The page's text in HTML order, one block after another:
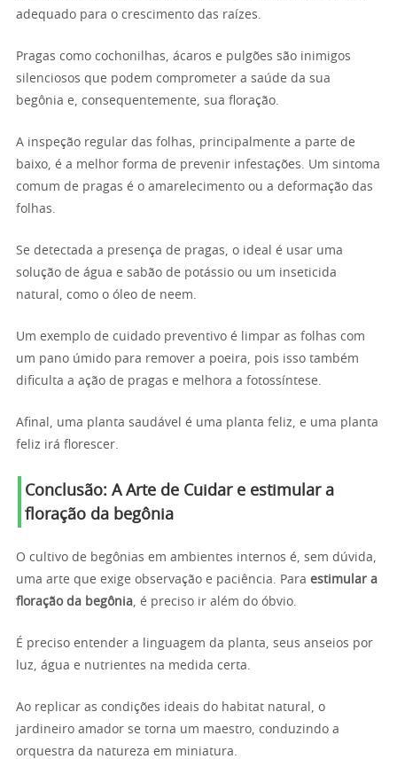
adequado para o crescimento das raízes.
Pragas como cochonilhas, ácaros e pulgões são inimigos
silenciosos que podem comprometer a saúde da sua
begônia e, consequentemente, sua floração.
A inspeção regular das folhas, principalmente a parte de
baixo, é a melhor forma de prevenir infestações. Um sintoma
comum de pragas é o amarelecimento ou a deformação das
folhas.
Se detectada a presença de pragas, o ideal é usar uma
solução de água e sabão de potássio ou um inseticida
natural, como o óleo de neem.
Um exemplo de cuidado preventivo é limpar as folhas com
um pano úmido para remover a poeira, pois isso também
dificulta a ação de pragas e melhora a fotossíntese.
Afinal, uma planta saudável é uma planta feliz, e uma planta
feliz irá florescer.
Conclusão: A Arte de Cuidar e estimular a
floração da begônia
O cultivo de begônias em ambientes internos é, sem dúvida,
uma arte que exige observação e paciência. Para estimular a
floração da begônia, é preciso ir além do óbvio.
É preciso entender a linguagem da planta, seus anseios por
luz, água e nutrientes na medida certa.
Ao replicar as condições ideais do habitat natural, o
jardineiro amador se torna um maestro, conduzindo a
orquestra da natureza em miniatura.